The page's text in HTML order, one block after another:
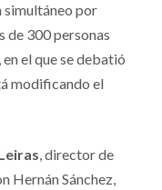
simultáneo por
de 300 personas
el que se debatió
modificando el
, director de
Hernán Sánchez,